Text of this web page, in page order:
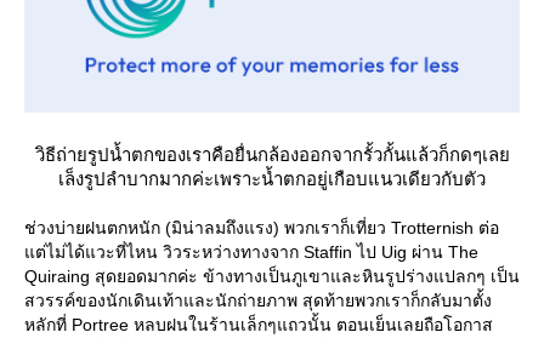
วิธีถ่ายรูปน้ำตกของเราคือยื่นกล้องออกจากรั้วกั้นแล้วก็กดๆเล
เล็งรูปลำบากมากค่ะเพราะน้ำตกอยู่เกือบแนวเดียวกับตัว
ช่วงบ่ายฝนตกหนัก (มิน่าลมถึงแรง) พวกเราก็เที่ยว Trotternish ต่อ
ต่ไม่ได้แวะที่ไหน วิวระหว่างทางจาก Staffin ไป Uig ผ่าน The
Quiraing สุดยอดมากค่ะ ข้างทางเป็นภูเขาและหินรูปร่างแปลกๆ เป็น
สวรรค์ของนักเดินเท้าและนักถ่ายภาพ สุดท้ายพวกเราก็กลับมาตั้ง
หลักที่ Portree หลบฝนในร้านเล็กๆแถวนั้น ตอนเย็นเลยถือโอกาส